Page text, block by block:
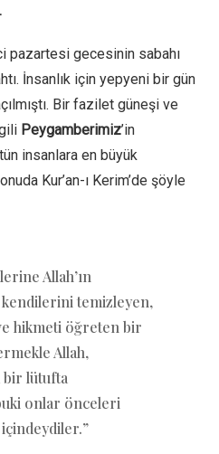
pazartesi gecesinin sabahı
İnsanlık için yepyeni bir gün
Bir fazilet güneşi ve
Peygamberimiz’in
insanlara en büyük
Kur’an-ı Kerim’de şöyle
Allah’ın
temizleyen,
hikmeti öğreten bir
Allah,
bir lütufta
onlar önceleri
içindeydiler.”